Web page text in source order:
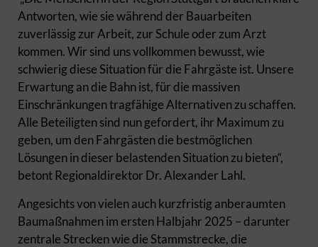
Antworten, wie sie während der Bauarbeiten
zuverlässig zur Arbeit, zur Schule oder zum Arzt
kommen. Wir sind uns vollkommen bewusst, wie
schwierig diese Situation für die Fahrgäste ist. Unsere
Erwartung an die Bahn ist, für die massiven
Einschränkungen tragfähige Alternativen zu schaffen.
Alle Beteiligten sind nun gefordert, ihr Maximum zu
geben, um den Fahrgästen die bestmöglichen
Lösungen in dieser belastenden Situation zu bieten“,
betont Regionaldirektor Dr. Alexander Lahl.
Angesichts von vielen auch kurzfristig anberaumten
Baumaßnahmen im ersten Halbjahr 2025 – darunter
zentrale Strecken wie die Stammstrecke, die